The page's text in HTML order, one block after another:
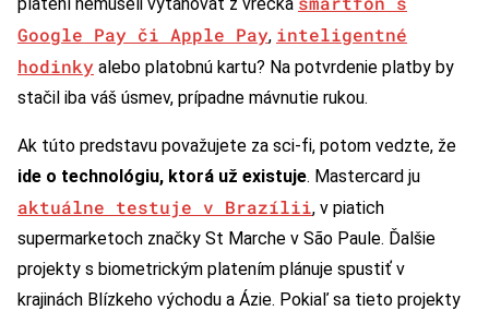
Google Pay či Apple Pay, inteligentné
hodinky alebo platobnú kartu? Na potvrdenie platby by
stačil iba váš úsmev, prípadne mávnutie rukou.
Ak túto predstavu považujete za sci-fi, potom vedzte, že
ide o technológiu, ktorá už existuje. Mastercard ju
aktuálne testuje v Brazílii, v piatich
supermarketoch značky St Marche v São Paule. Ďalšie
projekty s biometrickým platením plánuje spustiť v
krajinách Blízkeho východu a Ázie. Pokiaľ sa tieto projekty